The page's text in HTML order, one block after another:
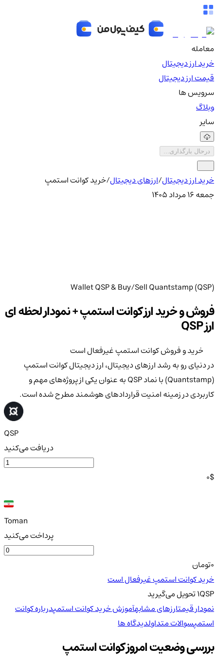
معامله
خرید ارز دیجیتال
قیمت ارز دیجیتال
سرویس ها
وبلاگ
سایر
درحال بارگذاری...
خرید ارز دیجیتال/ارزهای دیجیتال/خرید کوانت استمپ
جمعه ۱۶ مرداد ۱۴۰۵
Wallet QSP & Buy/Sell Quantstamp (QSP)
فروش و خرید ارز کوانت استمپ + نمودار لحظه ای
ارز QSP
خرید و فروش کوانت استمپ غیرفعال است
در دنیای رو به رشد ارزهای دیجیتال، ارز دیجیتال کوانت استمپ
(Quantstamp) با نماد QSP به عنوان یکی از پروژه‌های مهم و
کاربردی در زمینه امنیت قراردادهای هوشمند مطرح شده است.
QSP
دریافت می‌کنید
0$
Toman
پرداخت می‌کنید
تومان
خرید کوانت استمپ غیرفعال است
1QSPتحویلمی‌گیرید
نمودار قیمتارزهای مشابهآموزش خرید کوانت استمپدرباره کوانت
استمپسوالات متداولدیدگاه ها
بررسی وضعیت امروز کوانت استمپ